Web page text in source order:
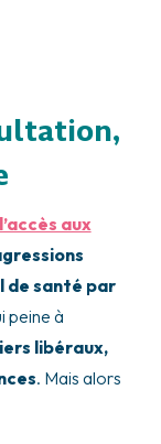
aux
de santé par
peine à
libéraux,
. Mais alors